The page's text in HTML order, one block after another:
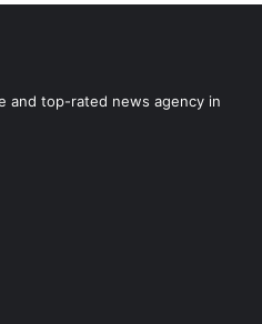
and top-rated news agency in